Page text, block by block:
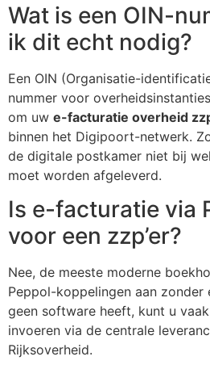
Wat is een OIN-
ik dit echt nodig?
Een OIN (Organisatie-
nummer voor
om uw e-facturatie overheid
binnen het Digipoort-netwerk.
de digitale postkamer niet bij
moet worden afgeleverd.
Is e-facturatie via
voor een zzp’er?
Nee, de meeste moderne
Peppol-koppelingen aan zonder
geen software heeft, kunt u
invoeren via de centrale
Rijksoverheid.